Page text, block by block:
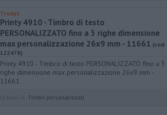
Trodat
Printy 4910 - Timbro di testo
PERSONALIZZATO fino a 3 righe dimensione
max personalizzazione 26x9 mm - 11661 (cod.
122478)
Printy 4910 - Timbro di testo PERSONALIZZATO fino a 3
righe dimensione max personalizzazione 26x9 mm -
11661
Timbri personalizzati